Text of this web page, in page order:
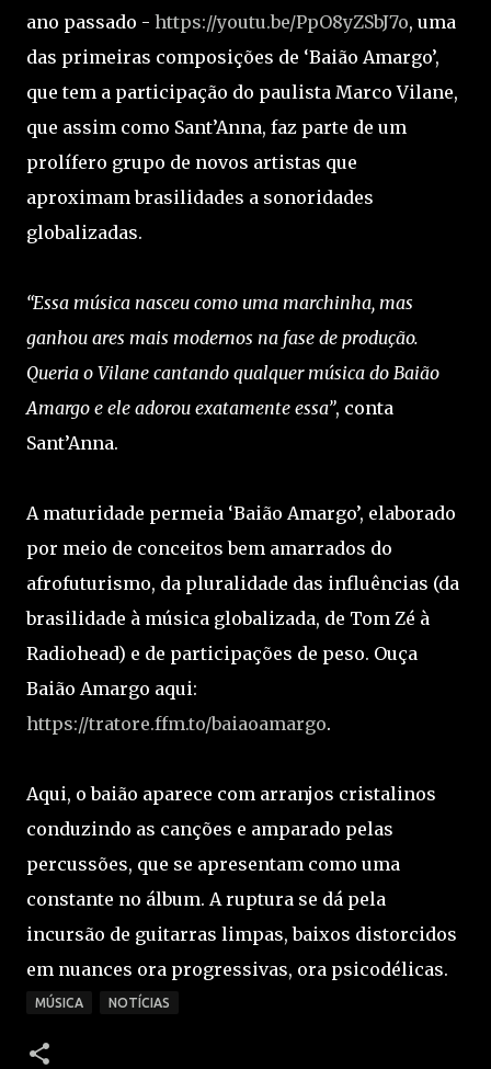
ano passado - https://youtu.be/PpO8yZSbJ7o, uma
das primeiras composições de ‘Baião Amargo’,
que tem a participação do paulista Marco Vilane,
que assim como Sant’Anna, faz parte de um
prolífero grupo de novos artistas que
aproximam brasilidades a sonoridades
globalizadas.
“Essa música nasceu como uma marchinha, mas
ganhou ares mais modernos na fase de produção.
Queria o Vilane cantando qualquer música do Baião
Amargo e ele adorou exatamente essa”, conta
Sant’Anna.
A maturidade permeia ‘Baião Amargo’, elaborado
por meio de conceitos bem amarrados do
afrofuturismo, da pluralidade das influências (da
brasilidade à música globalizada, de Tom Zé à
Radiohead) e de participações de peso. Ouça
Baião Amargo aqui:
https://tratore.ffm.to/baiaoamargo.
Aqui, o baião aparece com arranjos cristalinos
conduzindo as canções e amparado pelas
percussões, que se apresentam como uma
constante no álbum. A ruptura se dá pela
incursão de guitarras limpas, baixos distorcidos
em nuances ora progressivas, ora psicodélicas.
MÚSICA NOTÍCIAS